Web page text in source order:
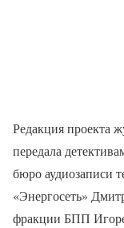
Редакция проекта
передала
бюро аудиозаписи
«Энергосеть»
фракции БПП